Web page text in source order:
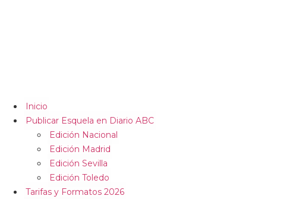
Inicio
Publicar Esquela en Diario ABC
Edición Nacional
Edición Madrid
Edición Sevilla
Edición Toledo
Tarifas y Formatos 2026